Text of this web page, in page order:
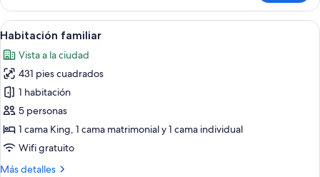
triple
Confort
Abrir
todas
las
fotos
de
Habitación
familiar
Una habitación con dos camas de
10
Habitación familiar
Vista a la ciudad
431 pies cuadrados
1 habitación
5 personas
1 cama King, 1 cama matrimonial y 1 cama individual
Wifi gratuito
Más detalles
Más